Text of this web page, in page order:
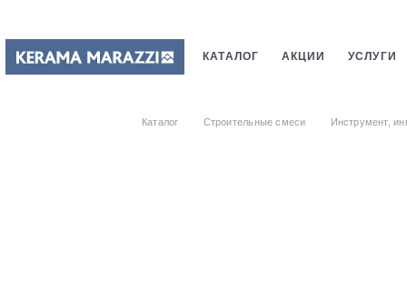
КАТАЛОГ АКЦИИ УСЛУГИ
Каталог Строительные смеси Инструмент,